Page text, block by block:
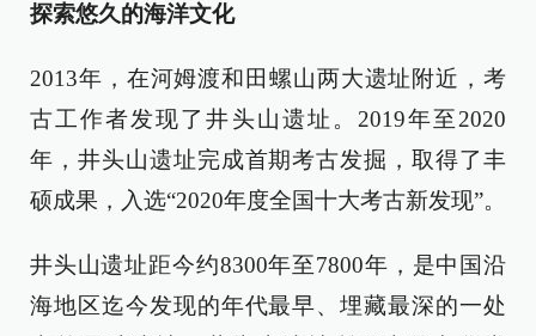
探索悠久的海洋文化
2013年，在河姆渡和田螺山两大遗址附近，考
古工作者发现了井头山遗址。2019年至2020
年，井头山遗址完成首期考古发掘，取得了丰
硕成果，入选“2020年度全国十大考古新发现”。
井头山遗址距今约8300年至7800年，是中国沿
海地区迄今发现的年代最早、埋藏最深的一处